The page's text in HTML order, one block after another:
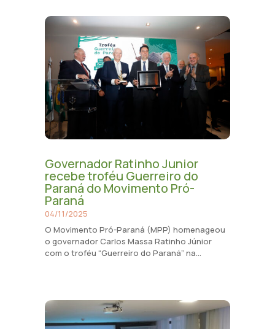
Governador Ratinho Junior
recebe troféu Guerreiro do
Paraná do Movimento Pró-
Paraná
04/11/2025
O Movimento Pró-Paraná (MPP) homenageou
o governador Carlos Massa Ratinho Júnior
com o troféu “Guerreiro do Paraná” na...